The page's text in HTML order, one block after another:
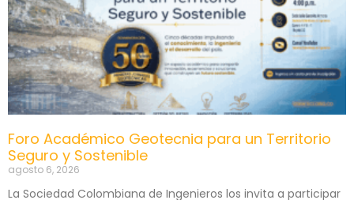
Foro Académico Geotecnia para un Territorio
Seguro y Sostenible
agosto 6, 2026
La Sociedad Colombiana de Ingenieros los invita a participar